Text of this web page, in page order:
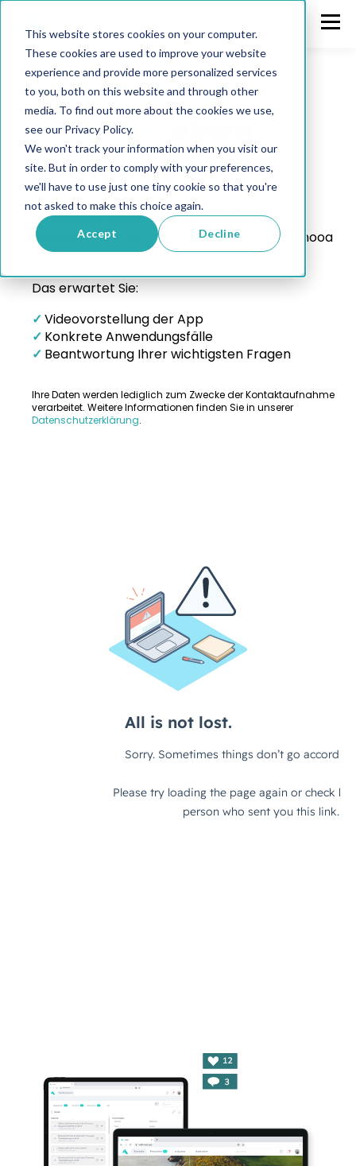
This website stores cookies on your computer.
These cookies are used to improve your website
experience and provide more personalized services
to you, both on this website and through other
media. To find out more about the cookies we use,
see our Privacy Policy.
We won't track your information when you visit our
site. But in order to comply with your preferences,
we'll have to use just one tiny cookie so that you're
not asked to make this choice again.
Accept Decline
nooa in Aktion erleben.
Wählen Sie im
Kalender
Termin aus
Im Kalender können Sie bequem einen
passenden Termin für Ihre Vorstellung von nooa
auswählen.
Das erwartet Sie:
✓Videovorstellung der App
✓ Konkrete Anwendungsfälle
✓ Beantwortung Ihrer wichtigsten Fragen
Ihre Daten werden lediglich zum Zwecke der Kontaktaufnahme
verarbeitet. Weitere Informationen finden Sie in unserer
Datenschutzerklärung.